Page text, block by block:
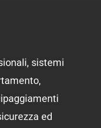
sistemi
ed